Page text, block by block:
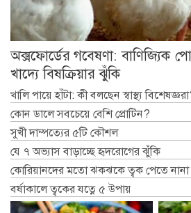
অক্সফোর্ডের গবেষণা: বাণিজ্যিক
খাদ্যে বিষক্রিয়ার ঝুঁকি
খালি পায়ে হাঁটা: কী বলছেন স্বাস্থ্য
কোন ডালে সবচেয়ে বেশি প্রোটিন?
সুখী দাম্পত্যের ৫টি কৌশল
যে ৭ অভ্যাস বাড়াচ্ছে হৃদরোগের ঝুঁকি
কোরিয়ানদের মতো ঝকঝকে ত্বক পেতে
বর্ষাকালে ত্বকের যত্নে ৫ উপায়